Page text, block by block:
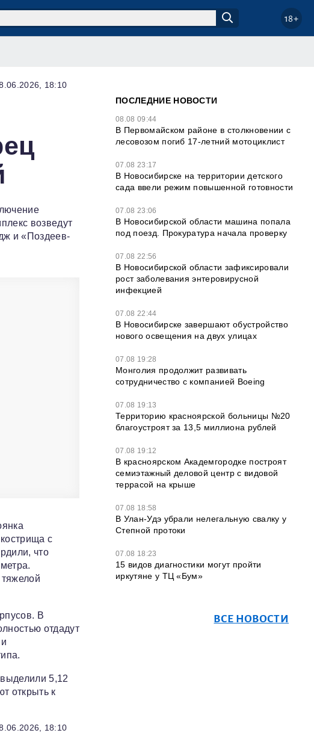
18+
18:10
возведут
и «Поздеев-
с
что
В
отдадут
5,12
открыть к
18:10
ПОСЛЕДНИЕ НОВОСТИ
08.08 09:44
В Первомайском районе в столкновении с
лесовозом погиб 17-летний мотоциклист
07.08 23:17
В Новосибирске на территории детского
сада ввели режим повышенной готовности
07.08 23:06
В Новосибирской области машина попала
под поезд. Прокуратура начала проверку
07.08 22:56
В Новосибирской области зафиксировали
рост заболевания энтеровирусной
инфекцией
07.08 22:44
В Новосибирске завершают обустройство
нового освещения на двух улицах
07.08 19:28
Монголия продолжит развивать
сотрудничество с компанией Boeing
07.08 19:13
Территорию красноярской больницы №20
благоустроят за 13,5 миллиона рублей
07.08 19:12
В красноярском Академгородке построят
семиэтажный деловой центр с видовой
террасой на крыше
07.08 18:58
В Улан-Удэ убрали нелегальную свалку у
Степной протоки
07.08 18:23
15 видов диагностики могут пройти
иркутяне у ТЦ «Бум»
ВСЕ НОВОСТИ